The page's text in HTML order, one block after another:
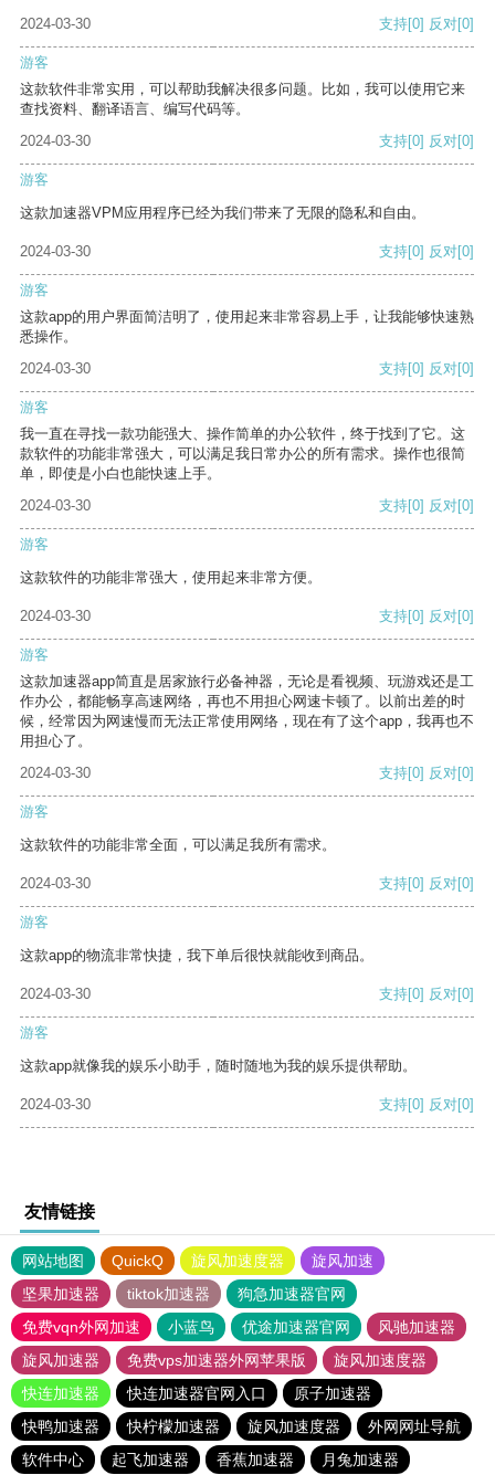
2024-03-30 支持[0] 反对[0]
游客
这款软件非常实用，可以帮助我解决很多问题。比如，我可以使用它来
查找资料、翻译语言、编写代码等。
2024-03-30
支持[0] 反对[0]
游客
这款加速器VPM应用程序已经为我们带来了无限的隐私和自由。
2024-03-30 支持[0] 反对[0]
游客
这款app的用户界面简洁明了，使用起来非常容易上手，让我能够快速熟
悉操作。
2024-03-30
支持[0] 反对[0]
游客
我一直在寻找一款功能强大、操作简单的办公软件，终于找到了它。这
款软件的功能非常强大，可以满足我日常办公的所有需求。操作也很简
单，即使是小白也能快速上手。
2024-03-30
支持[0] 反对[0]
游客
这款软件的功能非常强大，使用起来非常方便。
2024-03-30 支持[0] 反对[0]
游客
这款加速器app简直是居家旅行必备神器，无论是看视频、玩游戏还是工
作办公，都能畅享高速网络，再也不用担心网速卡顿了。以前出差的时
候，经常因为网速慢而无法正常使用网络，现在有了这个app，我再也不
用担心了。
2024-03-30
支持[0] 反对[0]
游客
这款软件的功能非常全面，可以满足我所有需求。
2024-03-30 支持[0] 反对[0]
游客
这款app的物流非常快捷，我下单后很快就能收到商品。
2024-03-30 支持[0] 反对[0]
游客
这款app就像我的娱乐小助手，随时随地为我的娱乐提供帮助。
2024-03-30 支持[0] 反对[0]
友情链接
网站地图 QuickQ 旋风加速度器
旋风加速
坚果加速器
tiktok加速器
狗急加速器官网
免费vqn外网加速
小蓝鸟 优途加速器官网
风驰加速器
旋风加速器
免费vps加速器外网苹果版
旋风加速度器
快连加速器
快连加速器官网入口
原子加速器
快鸭加速器
快柠檬加速器 旋风加速度器
外网网址导航
软件中心
起飞加速器 香蕉加速器 月兔加速器